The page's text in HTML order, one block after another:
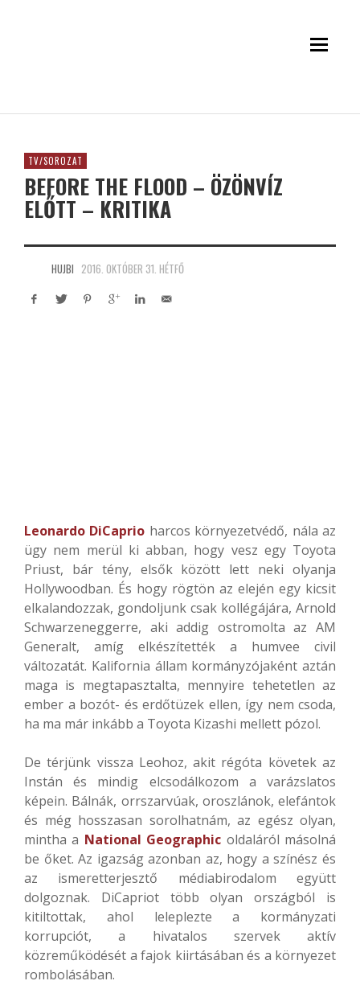
TV/SOROZAT
BEFORE THE FLOOD – ÖZÖNVÍZ
ELŐTT – KRITIKA
HUJBI 2016. OKTÓBER 31. HÉTFŐ
Leonardo DiCaprio harcos környezetvédő, nála az
ügy nem merül ki abban, hogy vesz egy Toyota
Priust, bár tény, elsők között lett neki olyanja
Hollywoodban. És hogy rögtön az elején egy kicsit
elkalandozzak, gondoljunk csak kollégájára, Arnold
Schwarzeneggerre, aki addig ostromolta az AM
Generalt, amíg elkészítették a humvee civil
változatát. Kalifornia állam kormányzójaként aztán
maga is megtapasztalta, mennyire tehetetlen az
ember a bozót- és erdőtüzek ellen, így nem csoda,
ha ma már inkább a Toyota Kizashi mellett pózol.
De térjünk vissza Leohoz, akit régóta követek az
Instán és mindig elcsodálkozom a varázslatos
képein. Bálnák, orrszarvúak, oroszlánok, elefántok
és még hosszasan sorolhatnám, az egész olyan,
mintha a National Geographic oldaláról másolná
be őket. Az igazság azonban az, hogy a színész és
az ismeretterjesztő médiabirodalom együtt
dolgoznak. DiCapriot több olyan országból is
kitiltottak, ahol leleplezte a kormányzati
korrupciót, a hivatalos szervek aktív
közreműködését a fajok kiirtásában és a környezet
rombolásában.